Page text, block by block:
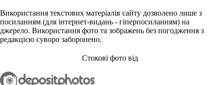
Використання текстових матеріалів сайту дозволено лише з
посиланням (для інтернет-видань - гіперпосиланням) на
джерело. Використання фото та зображень без погодження з
редакцією суворо заборонено.
Стокові фото від